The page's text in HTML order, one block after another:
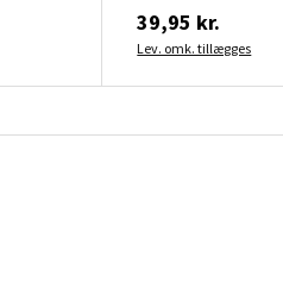
39,95 kr.
Lev. omk. tillægges